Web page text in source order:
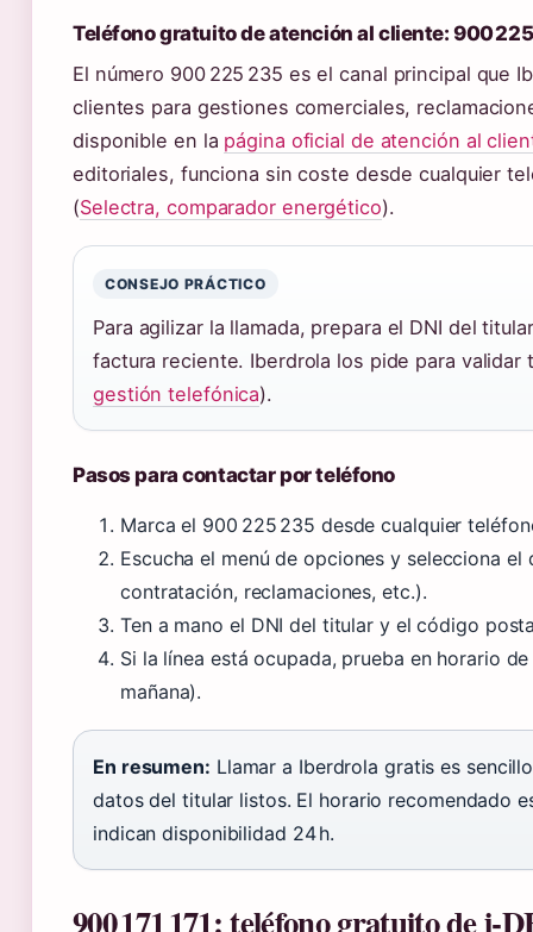
Teléfono gratuito de atención al cliente: 900
El número 900 225 235 es el canal principal que
clientes para gestiones comerciales,
disponible en la página oficial de atención al
editoriales, funciona sin coste desde cualquier
(Selectra, comparador energético).
CONSEJO PRÁCTICO
Para agilizar la llamada, prepara el DNI del
factura reciente. Iberdrola los pide para validar
gestión telefónica).
Pasos para contactar por teléfono
Marca el 900 225 235 desde cualquier
Escucha el menú de opciones y selecciona
contratación, reclamaciones, etc.).
Ten a mano el DNI del titular y el código
Si la línea está ocupada, prueba en horario
mañana).
En resumen: Llamar a Iberdrola gratis es
datos del titular listos. El horario recomendado
indican disponibilidad 24 h.
900 171 171: teléfono gratuito de